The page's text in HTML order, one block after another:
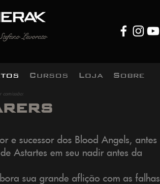
Levorato
Cursos Loja Sobre
comissão:
e sucessor dos Blood Angels, antes
Astartes em seu nadir antes da
sua grande aflição com as falhas